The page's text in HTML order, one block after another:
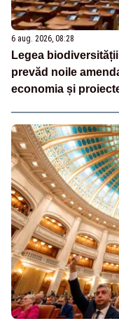
6 aug. 2026, 08:28
Legea
prevăd noile
economia și